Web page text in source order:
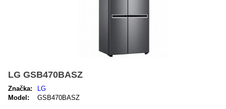
LG GSB470BASZ
Značka:
LG
Model:
GSB470BASZ